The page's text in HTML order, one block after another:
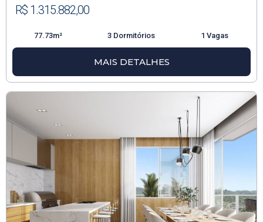
R$ 1.315.882,00
77.73m² 3 Dormitórios 1 Vagas
MAIS DETALHES